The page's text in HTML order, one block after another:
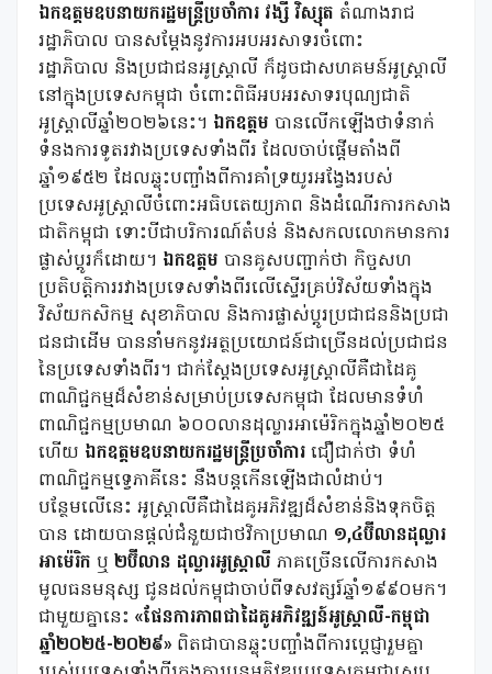
ឯកឧត្តមឧបនាយករដ្ឋមន្រ្តីប្រចាំការ វង្សី វិស្សុត តំណាងរាជ
រដ្ឋាភិបាល បានសម្តែងនូវការអបអរសាទរចំពោះ
រដ្ឋាភិបាល និងប្រជាជនអូស្ត្រាលី ក៏ដូចជាសហគមន៍អូស្ត្រាលី
នៅក្នុងប្រទេសកម្ពុជា ចំពោះពិធីអបអរសាទរបុណ្យជាតិ
អូស្ត្រាលីឆ្នាំ២០២៦នេះ។ ឯកឧត្តម បានលើកឡើងថាទំនាក់
ទំនងការទូតរវាងប្រទេសទាំងពីរ ដែលចាប់ផ្តើមតាំងពី
ឆ្នាំ១៩៥២ ដែលឆ្លុះបញ្ចាំងពីការគាំទ្រយូរអង្វែងរបស់
ប្រទេសអូស្ត្រាលីចំពោះអធិបតេយ្យភាព និងដំណើរការកសាង
ជាតិកម្ពុជា ទោះបីជាបរិការណ៍តំបន់ និងសកលលោកមានការ
ផ្លាស់ប្តូរក៏ដោយ។ ឯកឧត្តម បានគូសបញ្ជាក់ថា កិច្ចសហ
ប្រតិបត្តិការរវាងប្រទេសទាំងពីរលើស្ទើរគ្រប់វិស័យទាំងក្នុង
វិស័យកសិកម្ម សុខាភិបាល និងការផ្លាស់ប្តូរប្រជាជននិងប្រជា
ជនជាដើម បាននាំមកនូវអត្ថប្រយោជន៍ជាច្រើនដល់ប្រជាជន
នៃប្រទេសទាំងពីរ។ ជាក់ស្តែងប្រទេសអូស្ត្រាលីគឺជាដៃគូ
ពាណិជ្ជកម្មដ៏សំខាន់សម្រាប់ប្រទេសកម្ពុជា ដែលមានទំហំ
ពាណិជ្ជកម្មប្រមាណ ៦០០លានដុល្លារអាម៉េរិកក្នុងឆ្នាំ២០២៥
ហើយ ឯកឧត្តមឧបនាយករដ្ឋមន្រ្តីប្រចាំការ ជឿជាក់ថា ទំហំ
ពាណិជ្ជកម្មទ្វេភាគីនេះ នឹងបន្តកើនឡើងជាលំដាប់។
បន្ថែមលើនេះ អូស្ត្រាលីគឺជាដៃគូអភិវឌ្ឍដ៏សំខាន់និងទុកចិត្ត
បាន ដោយបានផ្តល់ជំនួយជាថវិកាប្រមាណ ១,៤ប៊ីលានដុល្លារ
អាម៉េរិក ឬ ២ប៊ីលាន ដុល្លារអូស្ត្រាលី ភាគច្រើនលើការកសាង
មូលធនមនុស្ស ជូនដល់កម្ពុជាចាប់ពីទសវត្សរ៍ឆ្នាំ១៩៩០មក។
ជាមួយគ្នានេះ «ផែនការភាពជាដៃគូអភិវឌ្ឍន៍អូស្ត្រាលី-កម្ពុជា
ឆ្នាំ២០២៥-២០២៩» ពិតជាបានឆ្លុះបញ្ចាំងពីការប្តេជ្ញារួមគ្នា